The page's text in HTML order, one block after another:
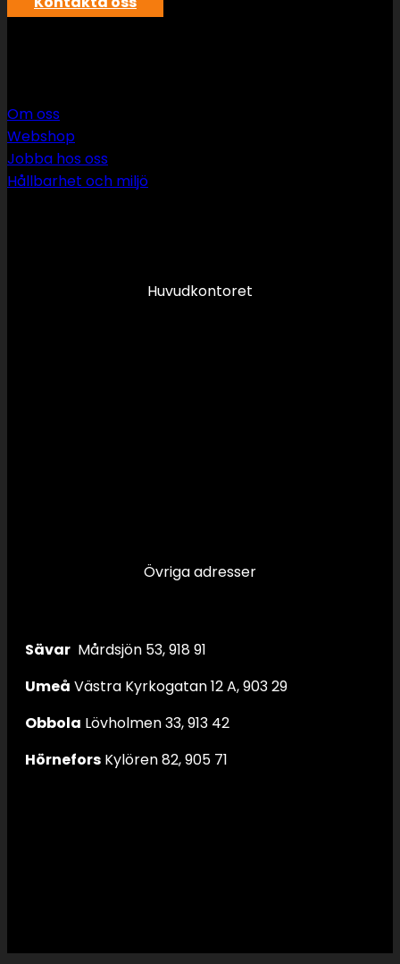
Om oss
Webshop
Jobba hos oss
Hållbarhet och miljö
Huvudkontoret
Övriga adresser
Sävar Mårdsjön 53, 918 91
Umeå Västra Kyrkogatan 12 A, 903 29
Obbola Lövholmen 33, 913 42
Hörnefors Kylören 82, 905 71